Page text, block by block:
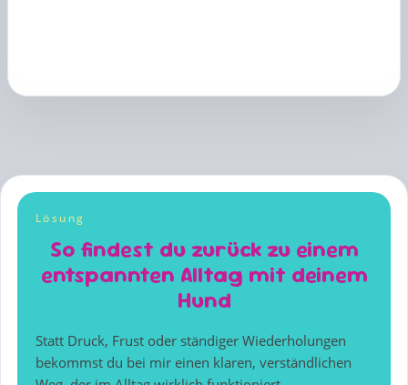
Lösung
So findest du zurück zu einem
entspannten Alltag mit deinem
Hund
Statt Druck, Frust oder ständiger Wiederholungen
bekommst du bei mir einen klaren, verständlichen